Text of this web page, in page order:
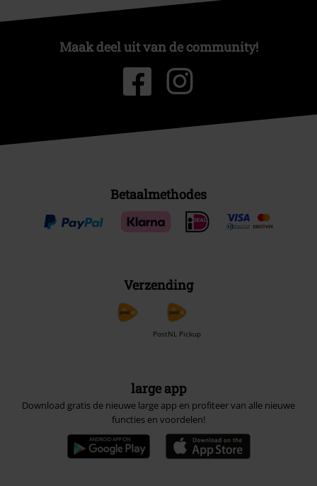
Maak deel uit van de community!
Betaalmethodes
Verzending
PostNL Pickup
large app
Download gratis de nieuwe large app en profiteer van alle nieuwe
functies en voordelen!